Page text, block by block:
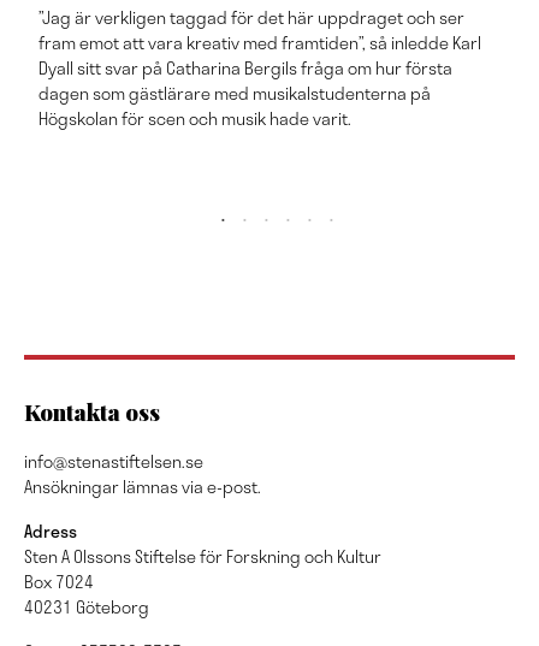
”Jag är verkligen taggad för det här uppdraget och ser
fram emot att vara kreativ med framtiden”, så inledde Karl
Dyall sitt svar på Catharina Bergils fråga om hur första
dagen som gästlärare med musikalstudenterna på
Högskolan för scen och musik hade varit.
Kontakta oss
info@stenastiftelsen.se
Ansökningar lämnas via e-post.
Adress
Sten A Olssons Stiftelse för Forskning och Kultur
Box 7024
40231 Göteborg